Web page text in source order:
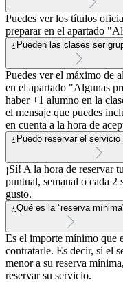
Puedes ver los títulos
preparar en el apartado
¿Pueden las clases ser
Puedes ver el máximo de
en el apartado "Algunas
haber +1 alumno en la
el mensaje que puedes
en cuenta a la hora de
¿Puedo reservar el
¡Sí! A la hora de reservar
puntual, semanal o cada 2
gusto.
¿Qué es la “reserva
Es el importe mínimo que
contratarle. Es decir, si el
menor a su reserva
reservar su servicio.